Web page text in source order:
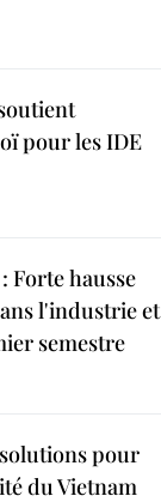
pour les IDE
Forte hausse
l'industrie et
semestre
pour
du Vietnam